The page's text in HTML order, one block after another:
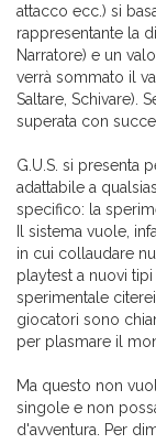
attacco ecc.) si
rappresentante la
Narratore) e un
verrà sommato il
Saltare, Schivare).
superata con
G.U.S. si presenta
adattabile a
specifico: la
Il sistema vuole,
in cui collaudare
playtest a nuovi
sperimentale citerei
giocatori sono
per plasmare il
Ma questo non
singole e non
d'avventura. Per